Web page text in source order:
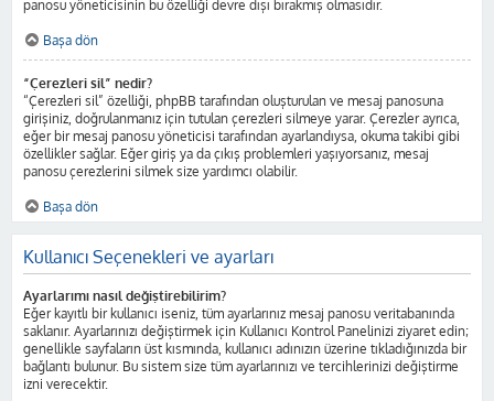
panosu yöneticisinin bu özelliği devre dışı bırakmış olmasıdır.
Başa dön
“Çerezleri sil” nedir?
“Çerezleri sil” özelliği, phpBB tarafından oluşturulan ve mesaj panosuna
girişiniz, doğrulanmanız için tutulan çerezleri silmeye yarar. Çerezler ayrıca,
eğer bir mesaj panosu yöneticisi tarafından ayarlandıysa, okuma takibi gibi
özellikler sağlar. Eğer giriş ya da çıkış problemleri yaşıyorsanız, mesaj
panosu çerezlerini silmek size yardımcı olabilir.
Başa dön
Kullanıcı Seçenekleri ve ayarları
Ayarlarımı nasıl değiştirebilirim?
Eğer kayıtlı bir kullanıcı iseniz, tüm ayarlarınız mesaj panosu veritabanında
saklanır. Ayarlarınızı değiştirmek için Kullanıcı Kontrol Panelinizi ziyaret edin;
genellikle sayfaların üst kısmında, kullanıcı adınızın üzerine tıkladığınızda bir
bağlantı bulunur. Bu sistem size tüm ayarlarınızı ve tercihlerinizi değiştirme
izni verecektir.